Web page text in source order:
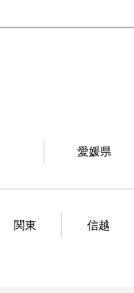
愛媛県
関東 信越